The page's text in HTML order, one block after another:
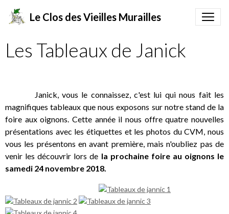
Le Clos des Vieilles Murailles
Les Tableaux de Janick
Janick, vous le connaissez, c'est lui qui nous fait les
magnifiques tableaux que nous exposons sur notre stand de la
foire aux oignons. Cette année il nous offre quatre nouvelles
présentations avec les étiquettes et les photos du CVM, nous
vous les présentons en avant première, mais n'oubliez pas de
venir les découvrir lors de la prochaine foire au oignons le
samedi 24 novembre 2018.